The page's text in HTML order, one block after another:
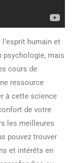
humain et
psychologie, mais
cours de
ressource
à cette science
de votre
les meilleures
pouvez trouver
et intérêts en